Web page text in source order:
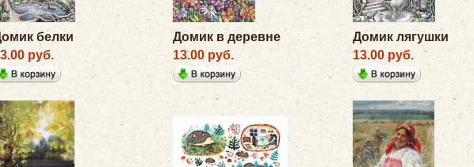
белки
руб.
Домик в деревне
13.00 руб.
Домик лягушки
13.00 руб.